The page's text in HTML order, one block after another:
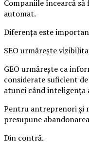
Companiile încearcă
automat.
Diferența este
SEO urmărește
GEO urmărește ca
considerate suficient
atunci când
Pentru antreprenori și
presupune
Din contră.